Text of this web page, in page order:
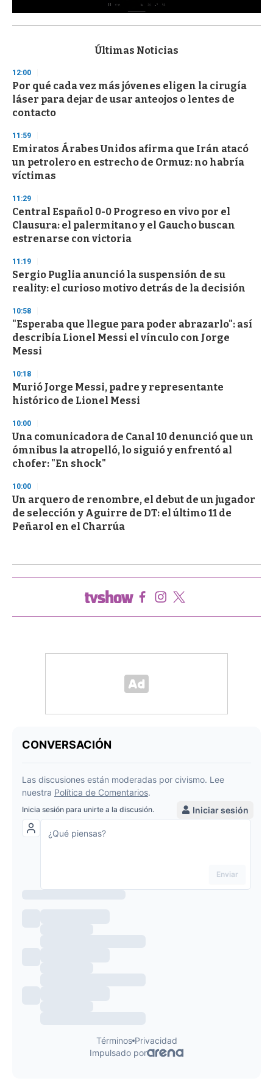
s
d
s
o
f
3
s
e
c
o
n
Últimas Noticias
12:00
Por qué cada vez más jóvenes eligen la cirugía
láser para dejar de usar anteojos o lentes de
contacto
11:59
Emiratos Árabes Unidos afirma que Irán atacó
un petrolero en estrecho de Ormuz: no habría
víctimas
11:29
Central Español 0-0 Progreso en vivo por el
Clausura: el palermitano y el Gaucho buscan
estrenarse con victoria
11:19
Sergio Puglia anunció la suspensión de su
reality: el curioso motivo detrás de la decisión
10:58
"Esperaba que llegue para poder abrazarlo": así
describía Lionel Messi el vínculo con Jorge
Messi
10:18
Murió Jorge Messi, padre y representante
histórico de Lionel Messi
10:00
Una comunicadora de Canal 10 denunció que un
ómnibus la atropelló, lo siguió y enfrentó al
chofer: "En shock"
10:00
Un arquero de renombre, el debut de un jugador
de selección y Aguirre de DT: el último 11 de
Peñarol en el Charrúa